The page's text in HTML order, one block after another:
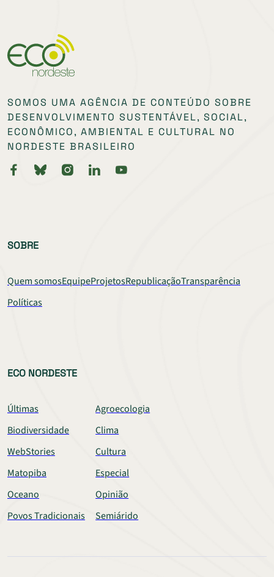
SOMOS UMA AGÊNCIA DE CONTEÚDO SOBRE
DESENVOLVIMENTO SUSTENTÁVEL, SOCIAL,
ECONÔMICO, AMBIENTAL E CULTURAL NO
NORDESTE BRASILEIRO
SOBRE
Quem somosEquipeProjetosRepublicaçãoTransparência
Políticas
ECO NORDESTE
Últimas
Agroecologia
Biodiversidade
Clima
WebStories
Cultura
Matopiba
Especial
Oceano
Opinião
Povos Tradicionais
Semiárido